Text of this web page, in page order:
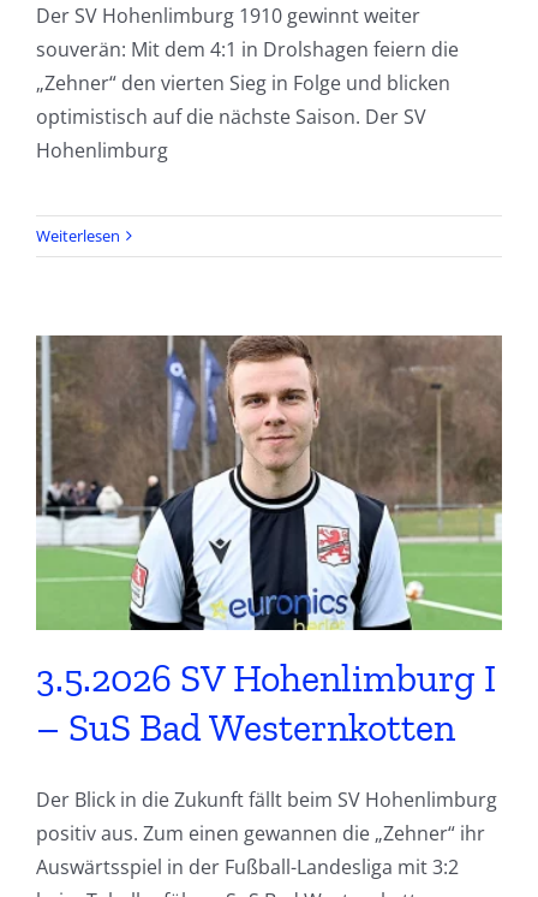
Der SV Hohenlimburg 1910 gewinnt weiter
souverän: Mit dem 4:1 in Drolshagen feiern die
„Zehner“ den vierten Sieg in Folge und blicken
optimistisch auf die nächste Saison. Der SV
Hohenlimburg
Weiterlesen
3.5.2026 SV Hohenlimburg I
– SuS Bad Westernkotten
Der Blick in die Zukunft fällt beim SV Hohenlimburg
positiv aus. Zum einen gewannen die „Zehner“ ihr
Auswärtsspiel in der Fußball-Landesliga mit 3:2